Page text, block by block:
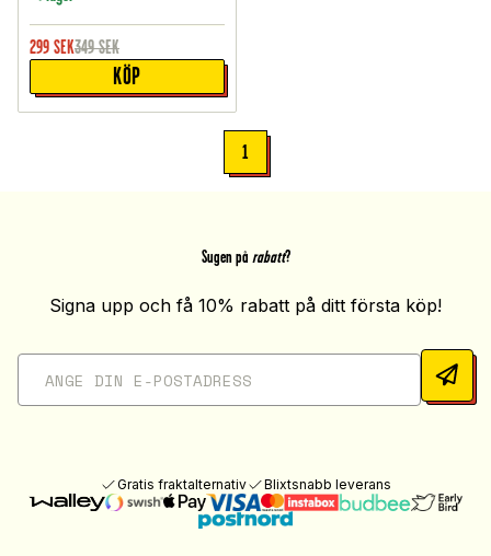
299 SEK349 SEK
KÖP
1
Sugen på rabatt?
Signa upp och få 10% rabatt på ditt första köp!
Gratis fraktalternativ Blixtsnabb leverans